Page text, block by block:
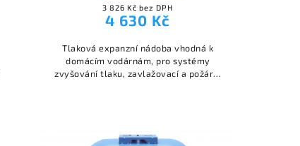
3 826 Kč bez DPH
4 630 Kč
Tlaková expanzní nádoba vhodná k
domácím vodárnám, pro systémy
zvyšování tlaku, zavlažovací a požární